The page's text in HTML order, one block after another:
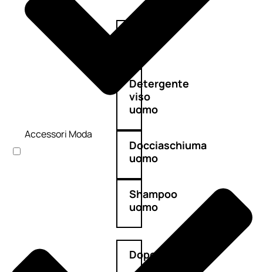
Detergente
viso
uomo
Docciaschiuma
uomo
Shampoo
uomo
Dopobarba
Accessori Moda